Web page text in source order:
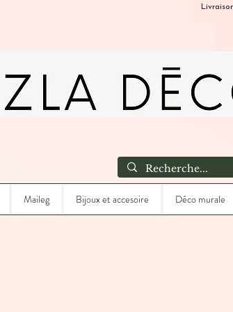
Maileg Bijoux et accesoire Déco murale